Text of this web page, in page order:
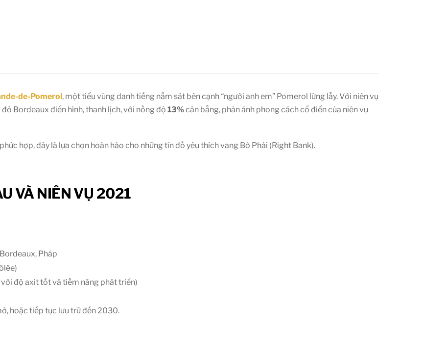
de-Pomerol, một tiểu vùng danh tiếng nằm sát bên cạnh “người anh em” Pomerol lừng lẫy. Với niên vụ
Bordeaux điển hình, thanh lịch, với nồng độ 13%cân bằng, phản ánh phong cách cổ điển của niên vụ
hợp, đây là lựa chọn hoàn hảo cho những tín đồ yêu thích vang Bờ Phải (Right Bank).
VÀ NIÊN VỤ 2021
Pháp
độ axit tốt và tiềm năng phát triển)
hoặc tiếp tục lưu trữ đến2030.